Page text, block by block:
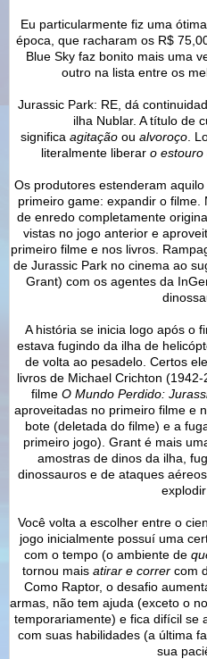
Eu particularmente fiz uma
época, que racharam os R$
Blue Sky faz bonito mais uma
outro na lista entre os
Jurassic Park: RE, dá
ilha Nublar. A título de
significa agitação ou alvoroço .
literalmente liberar o estouro
Os produtores estenderam
primeiro game: expandir o
de enredo completamente
vistas no jogo anterior e
primeiro filme e nos livros.
de Jurassic Park no cinema ao
Grant) com os agentes da
A história se inicia logo após o
estava fugindo da ilha de
de volta ao pesadelo. Certos
livros de Michael Crichton
filme O Mundo Perdido:
aproveitadas no primeiro filme e
bote (deletada do filme) e a
primeiro jogo). Grant é mais
amostras de dinos da ilha,
dinossauros e de ataques
explodir
Você volta a escolher entre o
jogo inicialmente possuí uma
com o tempo (o ambiente de
tornou mais atirar e correr com
Como Raptor, o desafio
armas, não tem ajuda (exceto o
temporariamente) e fica difícil se
com suas habilidades (a última
sua